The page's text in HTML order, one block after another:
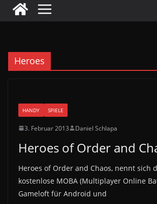
Heroes
HANDY SPIELE
3. Februar 2013 Daniel Schlapa
Heroes of Order and
Heroes of Order and Chaos, nennt sich
kostenlose MOBA (Multiplayer Online
Gameloft für Android und